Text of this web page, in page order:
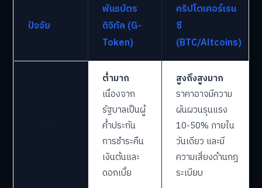
ปัจจัย
พันธบัตร
ดิจิทัล (G-
Token)
คริปโตเคอร์เรน
ซี
(BTC/Altcoins)
ต่ำมาก
เนื่องจาก
รัฐบาลเป็นผู้
ค้ำประกัน
การชำระคืน
เงินต้นและ
ดอกเบี้ย
สูงถึงสูงมาก
ราคาอาจมีความ
ผันผวนรุนแรง
10-50% ภายใน
วันเดียว และมี
ความเสี่ยงด้านกฎ
ระเบียบ